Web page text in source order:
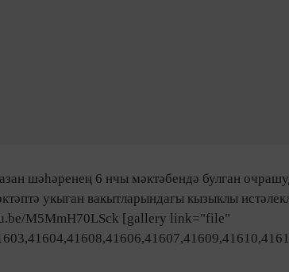
шәһәренең 6 нчы мәктәбендә булган
укыган вакытларындагы кызыклы
M5MmH70LSck [gallery link="file"